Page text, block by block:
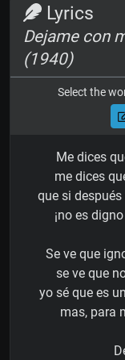
Lyrics
Dejame con
(1940)
Select the
Me dices
me dices
que si
¡no es
Se ve que
se ve que
yo sé que es
mas, para